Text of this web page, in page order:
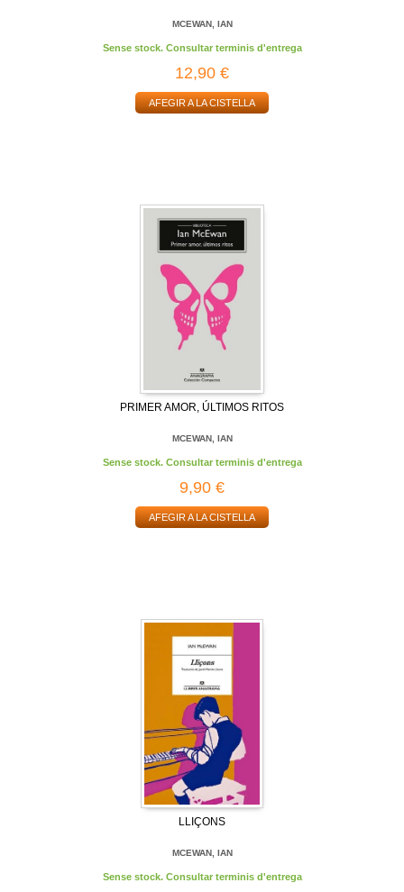
MCEWAN, IAN
Sense stock. Consultar terminis d'entrega
12,90 €
AFEGIR A LA CISTELLA
PRIMER AMOR, ÚLTIMOS RITOS
MCEWAN, IAN
Sense stock. Consultar terminis d'entrega
9,90 €
AFEGIR A LA CISTELLA
LLIÇONS
MCEWAN, IAN
Sense stock. Consultar terminis d'entrega